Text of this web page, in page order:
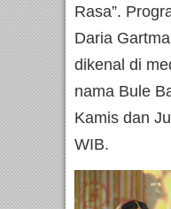
Rasa”.
Daria
dikenal di
nama Bule
Kamis dan
WIB.